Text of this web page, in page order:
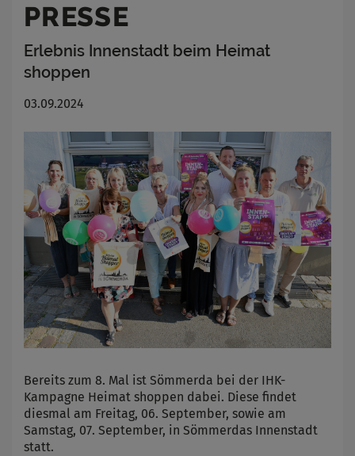
PRESSE
Erlebnis Innenstadt beim Heimat
shoppen
03.09.2024
Bereits zum 8. Mal ist Sömmerda bei der IHK-
Kampagne Heimat shoppen dabei. Diese findet
diesmal am Freitag, 06. September, sowie am
Samstag, 07. September, in Sömmerdas Innenstadt
statt.